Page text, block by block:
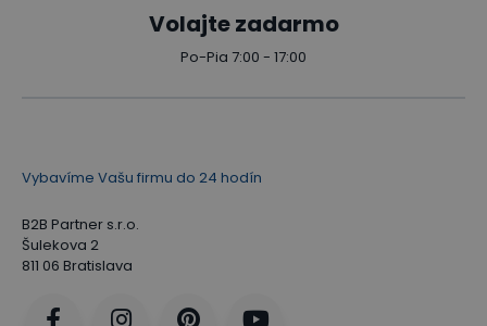
Volajte zadarmo
Po-Pia 7:00 - 17:00
Vybavíme Vašu firmu do 24 hodín
B2B Partner s.r.o.
Šulekova 2
811 06 Bratislava